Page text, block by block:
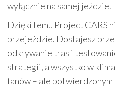
wyłącznie na samej jeździe.
Dzięki temu Project CARS
przejeździe. Dostajesz
odkrywanie tras i
strategii, a wszystko w
fanów – ale